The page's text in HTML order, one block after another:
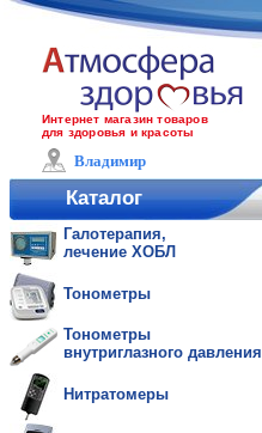
Интернет магазин товаров
для здоровья и красоты
Каталог
Галотерапия,
лечение ХОБЛ
Тонометры
Тонометры
внутриглазного давления
Нитратомеры